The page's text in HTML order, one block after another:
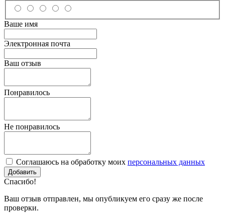
Ваше имя
Электронная почта
Ваш отзыв
Понравилось
Не понравилось
Соглашаюсь на обработку моих персональных данных
Спасибо!
Ваш отзыв отправлен, мы опубликуем его сразу же после
проверки.